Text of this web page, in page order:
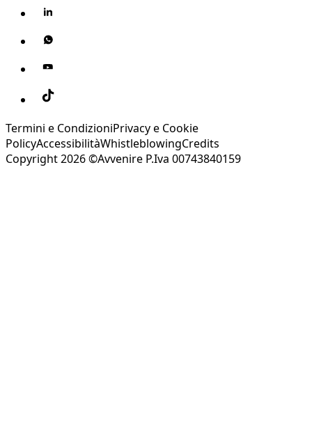
Termini e CondizioniPrivacy e Cookie
PolicyAccessibilitàWhistleblowingCredits
Copyright 2026 ©Avvenire P.Iva 00743840159